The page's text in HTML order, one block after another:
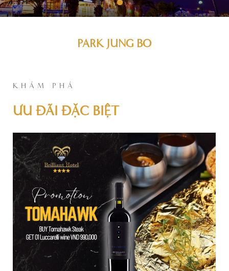
PARK JUNG BO
KHÁM PHÁ
ƯU ĐÃI ĐẶC BIỆT